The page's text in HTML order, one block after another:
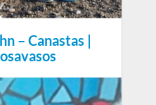
– Canastas |